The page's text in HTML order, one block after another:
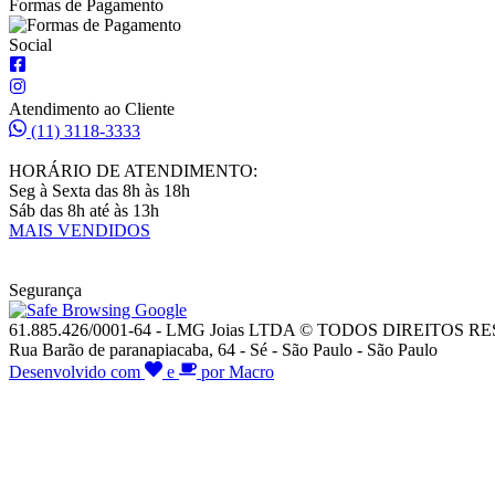
Formas de Pagamento
Social
Atendimento ao Cliente
(11) 3118-3333
HORÁRIO DE ATENDIMENTO:
Seg à Sexta das 8h às 18h
Sáb das 8h até às 13h
MAIS VENDIDOS
Segurança
61.885.426/0001-64 - LMG Joias LTDA © TODOS DIREITOS
Rua Barão de paranapiacaba, 64 - Sé - São Paulo - São Paulo
Desenvolvido com
e por Macro